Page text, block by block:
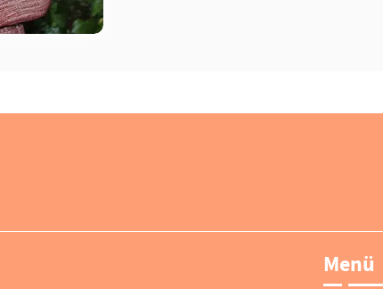
Menü